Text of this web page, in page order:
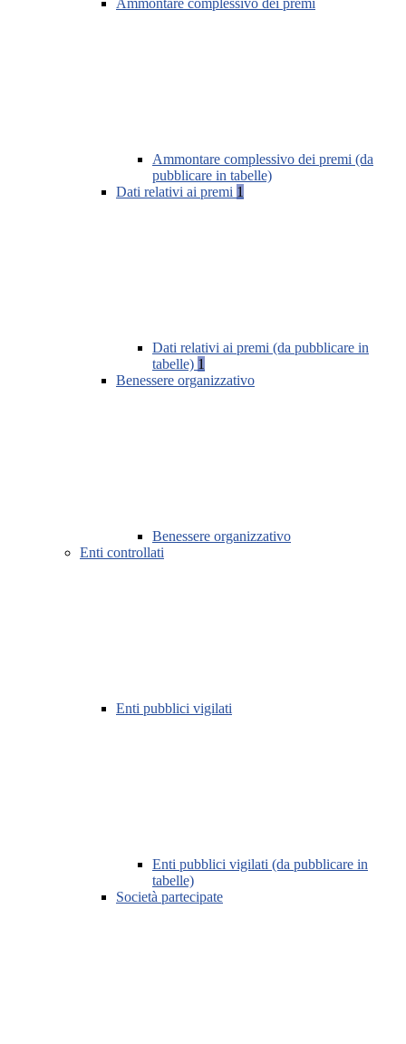
Ammontare complessivo dei premi
Ammontare complessivo dei premi (da
pubblicare in tabelle)
Dati relativi ai premi 1
Dati relativi ai premi (da pubblicare in
tabelle) 1
Benessere organizzativo
Benessere organizzativo
Enti controllati
Enti pubblici vigilati
Enti pubblici vigilati (da pubblicare in
tabelle)
Società partecipate